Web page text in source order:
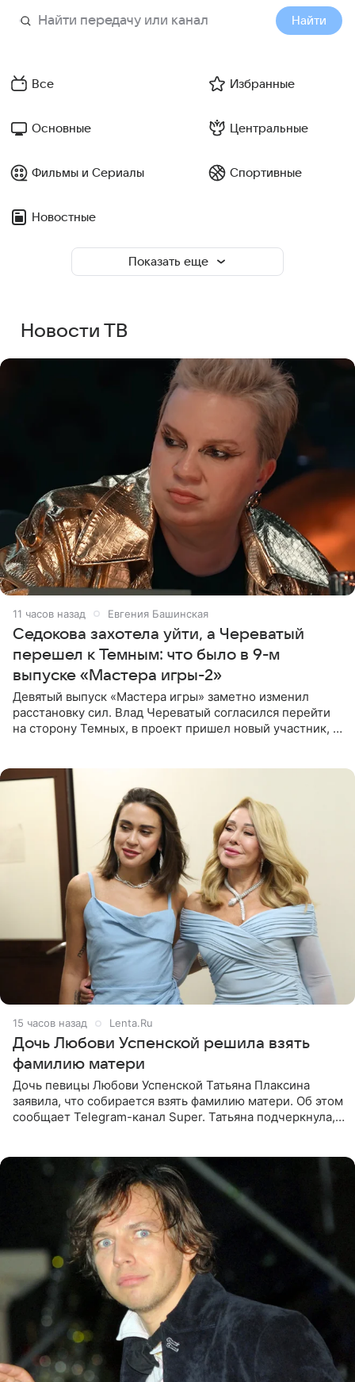
Найти
Все Избранные
Основные Центральные
Фильмы и Сериалы Спортивные
Новостные
Показать еще
Новости ТВ
11 часов назад Евгения Башинская
Седокова захотела уйти, а Череватый
перешел к Темным: что было в 9-м
выпуске «Мастера игры-2»
Девятый выпуск «Мастера игры» заметно изменил
расстановку сил. Влад Череватый согласился перейти
на сторону Темных, в проект пришел новый участник, а
15 часов назад Lenta.Ru
Дочь Любови Успенской решила взять
фамилию матери
Дочь певицы Любови Успенской Татьяна Плаксина
заявила, что собирается взять фамилию матери. Об этом
сообщает Telegram-канал Super. Татьяна подчеркнула,